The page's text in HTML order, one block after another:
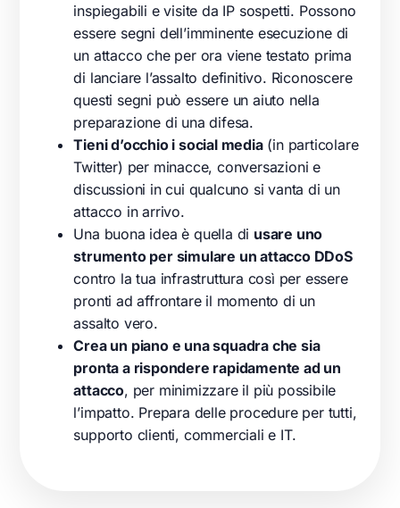
inspiegabili e visite da IP sospetti. Possono
essere segni dell’imminente esecuzione di
un attacco che per ora viene testato prima
di lanciare l’assalto definitivo. Riconoscere
questi segni può essere un aiuto nella
preparazione di una difesa.
Tieni d’occhio i social media(in particolare
Twitter) per minacce, conversazioni e
discussioni in cui qualcuno si vanta di un
attacco in arrivo.
Una buona idea è quella di usare uno
strumento per simulare un attacco DDoS
contro la tua infrastruttura così per essere
pronti ad affrontare il momento di un
assalto vero.
Crea un piano e una squadra che sia
pronta a rispondere rapidamente ad un
attacco, per minimizzare il più possibile
l’impatto. Prepara delle procedure per tutti,
supporto clienti, commerciali e IT.